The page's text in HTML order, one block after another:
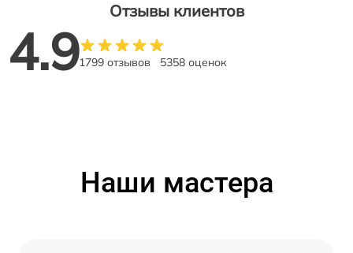
Отзывы клиентов
4.91799 отзывов 5358 оценок
Наши мастера